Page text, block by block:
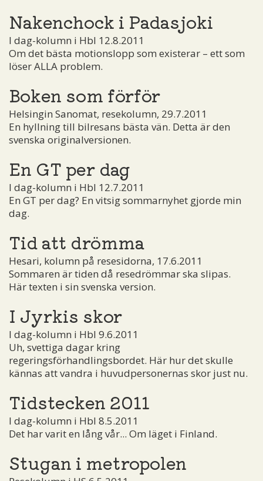
Nakenchock i Padasjoki
I dag-kolumn i Hbl 12.8.2011
Om det bästa motionslopp som existerar – ett som
löser ALLA problem.
Boken som förför
Helsingin Sanomat, resekolumn, 29.7.2011
En hyllning till bilresans bästa vän. Detta är den
svenska originalversionen.
En GT per dag
I dag-kolumn i Hbl 12.7.2011
En GT per dag? En vitsig sommarnyhet gjorde min
dag.
Tid att drömma
Hesari, kolumn på resesidorna, 17.6.2011
Sommaren är tiden då resedrömmar ska slipas.
Här texten i sin svenska version.
I Jyrkis skor
I dag-kolumn i Hbl 9.6.2011
Uh, svettiga dagar kring
regeringsförhandlingsbordet. Här hur det skulle
kännas att vandra i huvudpersonernas skor just nu.
Tidstecken 2011
I dag-kolumn i Hbl 8.5.2011
Det har varit en lång vår... Om läget i Finland.
Stugan i metropolen